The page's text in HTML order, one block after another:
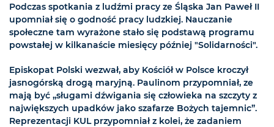
Podczas spotkania z ludźmi pracy ze Śląska Jan Paweł II
upomniał się o godność pracy ludzkiej. Nauczanie
społeczne tam wyrażone stało się podstawą programu
powstałej w kilkanaście miesięcy później "Solidarności".
Episkopat Polski wezwał, aby Kościół w Polsce kroczył
jasnogórską drogą maryjną. Paulinom przypomniał, ze
mają być „sługami dźwigania się człowieka na szczyty z
największych upadków jako szafarze Bożych tajemnic”.
Reprezentacji KUL przypomniał z kolei, że zadaniem